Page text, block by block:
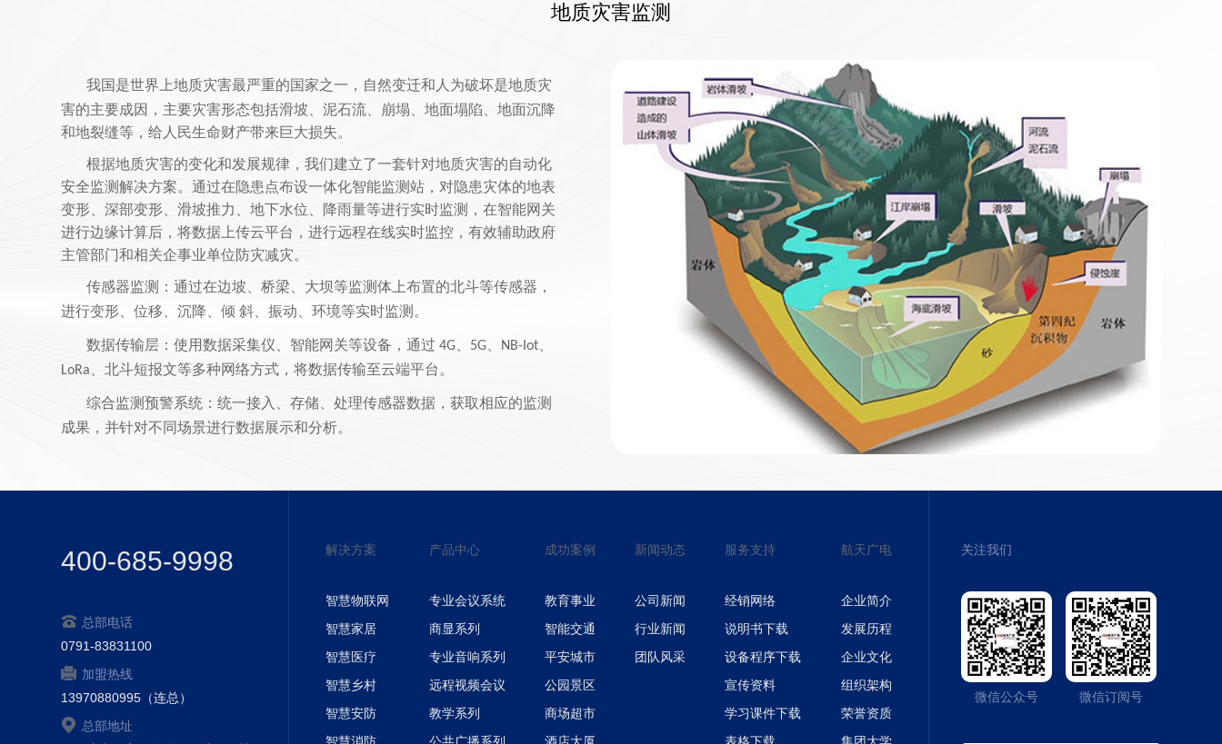
地质灾害监测
我国是世界上地质灾害最严重的国家之一，自然变迁和人为破坏是地质灾
害的主要成因，主要灾害形态包括滑坡、泥石流、崩塌、地面塌陷、地面沉降
和地裂缝等，给人民生命财产带来巨大损失。
根据地质灾害的变化和发展规律，我们建立了一套针对地质灾害的自动化
安全监测解决方案。通过在隐患点布设一体化智能监测站，对隐患灾体的地表
变形、深部变形、滑坡推力、地下水位、降雨量等进行实时监测，在智能网关
进行边缘计算后，将数据上传云平台，进行远程在线实时监控，有效辅助政府
主管部门和相关企事业单位防灾减灾。
传感器监测：通过在边坡、桥梁、大坝等监测体上布置的北斗等传感器，
进行变形、位移、沉降、倾 斜、振动、环境等实时监测。
数据传输层：使用数据采集仪、智能网关等设备，通过 4G 5G NB-Iot
LoRa 、北斗短报文等多种网络方式，将数据传输至云端平台。
综合监测预警系统：统一接入、存储、处理传感器数据，获取相应的监测
成果，并针对不同场景进行数据展示和分析。
400-685-9998
总部电话
0791-83831100
加盟热线
13970880995（连总）
总部地址
解决方案
智慧物联网
智慧家居
智慧医疗
智慧乡村
智慧安防
产品中心
专业会议系统
商显系列
专业音响系列
远程视频会议
教学系列
成功案例
教育事业
智能交通
平安城市
公园景区
商场超市
新闻动态
公司新闻
行业新闻
团队风采
服务支持
经销网络
说明书下载
设备程序下载
宣传资料
学习课件下载
航天广电
企业简介
发展历程
企业文化
组织架构
荣誉资质
关注我们
微信公众号 微信订阅号